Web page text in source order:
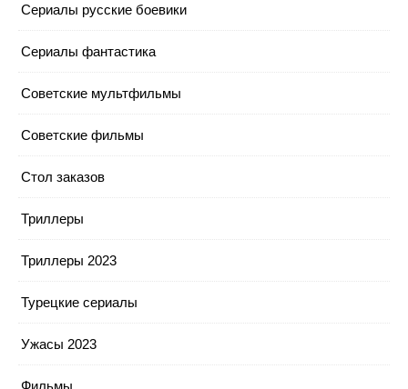
Сериалы русские боевики
Сериалы фантастика
Советские мультфильмы
Советские фильмы
Стол заказов
Триллеры
Триллеры 2023
Турецкие сериалы
Ужасы 2023
Фильмы